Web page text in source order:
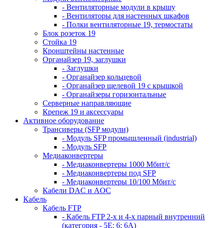
- Вентиляторные модули в крышу
- Вентиляторы для настенных шкафов
- Полки вентиляторные 19, термостаты
Блок розеток 19
Стойка 19
Кронштейны настенные
Органайзер 19, заглушки
- Заглушки
- Органайзер кольцевой
- Органайзер щелевой 19 с крышкой
- Органайзеры горизонтальные
Серверные направляющие
Крепеж 19 и аксессуары
Активное оборудование
Трансиверы (SFP модули)
- Модуль SFP промышленный (industrial)
- Модуль SFP
Медиаконвертеры
- Медиаконвертеры 1000 Мбит/с
- Медиаконвертеры под SFP
- Медиаконвертеры 10/100 Мбит/с
Кабели DAC и AOC
Кабель
Кабель FTP
- Кабель FTP 2-х и 4-х парный внутренний
(категория - 5Е; 6; 6А)